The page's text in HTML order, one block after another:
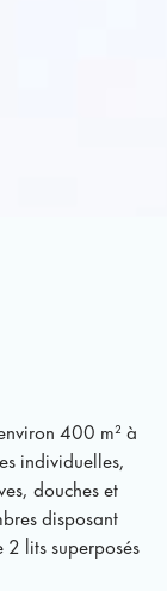
400 m² à
individuelles,
douches et
disposant
2 lits superposés